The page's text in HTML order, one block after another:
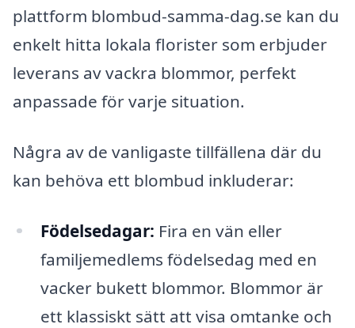
plattform blombud-samma-dag.se kan du
enkelt hitta lokala florister som erbjuder
leverans av vackra blommor, perfekt
anpassade för varje situation.
Några av de vanligaste tillfällena där du
kan behöva ett blombud inkluderar:
Födelsedagar: Fira en vän eller
familjemedlems födelsedag med en
vacker bukett blommor. Blommor är
ett klassiskt sätt att visa omtanke och